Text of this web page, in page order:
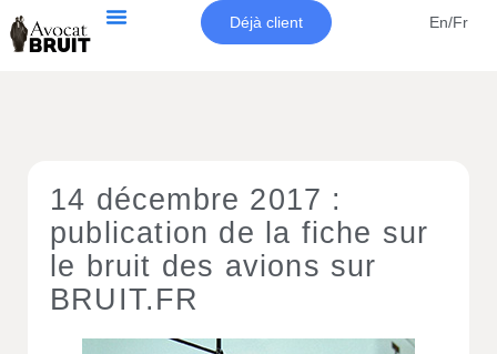
Déjà client En/Fr
14 décembre 2017 :
publication de la fiche sur
le bruit des avions sur
BRUIT.FR